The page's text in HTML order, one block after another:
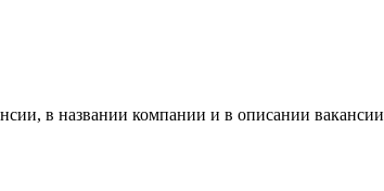
в названии компании и в описании вакансии